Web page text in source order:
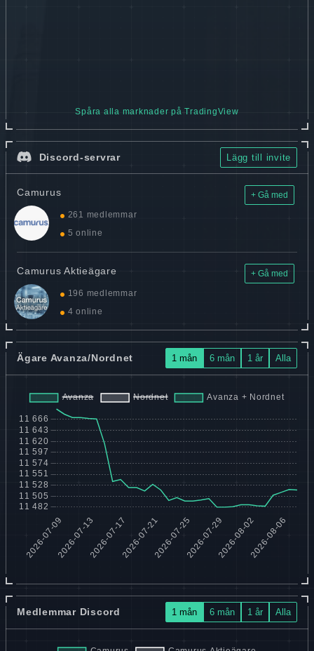
Spåra alla marknader på TradingView
Discord-servrar Lägg till invite
Camurus
261 medlemmar
5 online
+ Gå med
Camurus Aktieägare
196 medlemmar
4 online
+ Gå med
Ägare Avanza/Nordnet 1 mån 6 mån 1 år Alla
Medlemmar Discord 1 mån 6 mån 1 år Alla